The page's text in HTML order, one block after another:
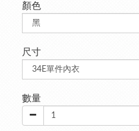
顏色
尺寸
數量